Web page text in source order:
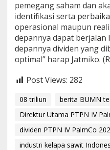
pemegang saham dan
identifikasi serta
operasional maupun
depannya dapat berjalan
depannya dividen yang
optimal” harap Jatmiko.
Post Views: 282
08 triliun
berita BUMN
Direktur Utama PTPN IV
dividen PTPN IV PalmCo
industri kelapa sawit